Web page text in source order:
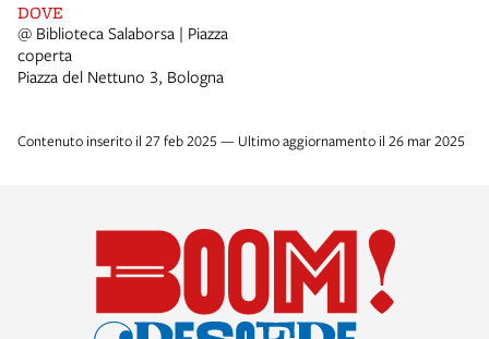
DOVE
@ Biblioteca Salaborsa | Piazza
coperta
Piazza del Nettuno 3, Bologna
Contenuto inserito il 27 feb 2025 — Ultimo aggiornamento il 26 mar 2025